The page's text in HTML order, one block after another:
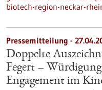
biotech-region-neckar-
Pressemitteilung -
Doppelte
Fegert –
Engagement im